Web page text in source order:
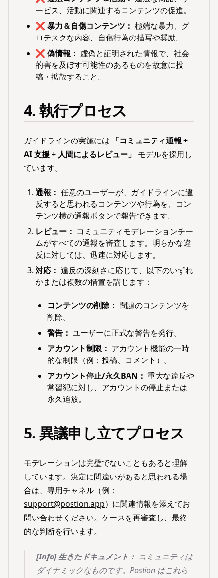
ービス、活動に関連するコンテンツの促進。
❌ 暴力＆自傷コンテンツ： 極端な暴力、グ
ロテスクな内容、自傷行為の描写や奨励。
❌ 偽情報： 虚偽と証明された情報で、社会
的害を及ぼす可能性のあるものを故意に投
稿・拡散すること。
4. 執行プロセス
ガイドラインの実施には
「コミュニティ通報 +
AI 支援 + 人間によるレビュー」 モデルを採用し
ています。
通報： 任意のユーザーが、ガイドラインに違
反すると思われるコンテンツや行為を、コン
テンツ横の通報ボタンで報告できます。
レビュー： コミュニティモデレーションチー
ムがすべての通報を審査します。明らかな違
反に対しては、迅速に対応します。
対応： 違反の深刻さに応じて、以下のいずれ
かまたは複数の措置を講じます：
コンテンツの削除： 問題のコンテンツを
削除。
警告： ユーザーに正式な警告を発行。
アカウント制限： アカウント機能の一時
的な制限（例：投稿、コメント）。
アカウント停止/永久BAN： 重大な違反や
常習犯に対し、アカウントの停止または
永久追放。
5. 異議申し立てプロセス
モデレーションは完璧でないこともあると理解
しています。決定に間違いがあると思われる場
合は、専用チャネル（例：
support@postion.app）に関連情報を添えてお
問い合わせください。ケースを再審査し、最終
的な判断を行います。
[Info] 生きたドキュメント： コミュニティは
ダイナミックなものです。Postion はこれら